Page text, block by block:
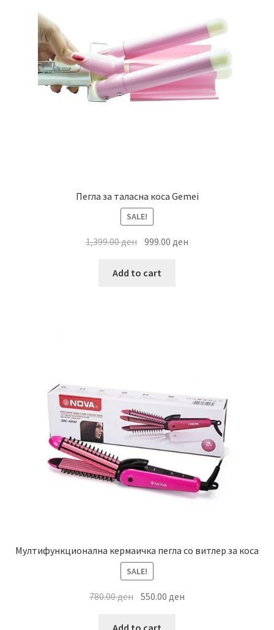
Пегла за таласна коса Gemei
SALE!
1,399.00ден Original
was:
999.00ден
Add to cart
Мултифункционална кермаичка пегла со витлер за коса
SALE!
780.00ден Original
was:
550.00 ден
Add to cart